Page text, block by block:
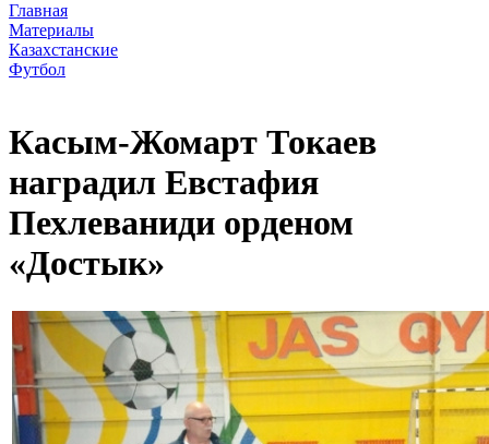
Главная
Материалы
Казахстанские
Футбол
Касым-Жомарт Токаев
наградил Евстафия
Пехлеваниди орденом
«Достык»